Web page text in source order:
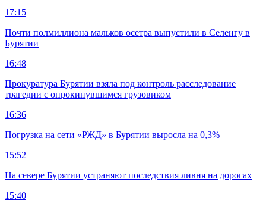
17:15
Почти полмиллиона мальков осетра выпустили в Селенгу в
Бурятии
16:48
Прокуратура Бурятии взяла под контроль расследование
трагедии с опрокинувшимся грузовиком
16:36
Погрузка на сети «РЖД» в Бурятии выросла на 0,3%
15:52
На севере Бурятии устраняют последствия ливня на дорогах
15:40